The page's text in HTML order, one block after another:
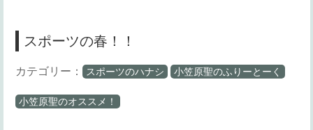
スポーツの春！！
カテゴリー： スポーツのハナシ 小笠原聖のふりーとーく
小笠原聖のオススメ！